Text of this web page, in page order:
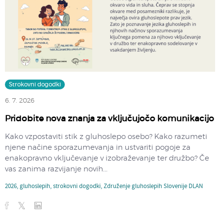
Strokovni dogodki
6. 7. 2026
Pridobite nova znanja za vključujočo komunikacijo
Kako vzpostaviti stik z gluhoslepo osebo? Kako razumeti
njene načine sporazumevanja in ustvariti pogoje za
enakopravno vključevanje v izobraževanje ter družbo? Če
vas zanima razvijanje novih...
2026,gluhoslepih,strokovni dogodki,Združenje gluhoslepih Slovenije DLAN